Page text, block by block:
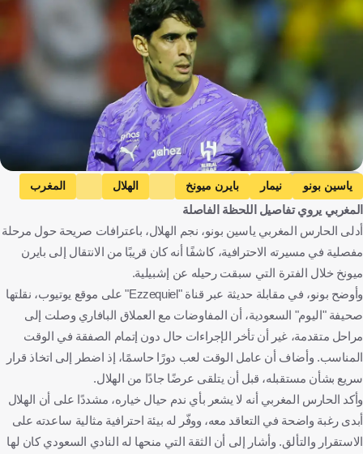
Getty Images
ياسين بونو نيمار بايرن ميونخ الهلال
المغرب
البرازيل
ألمانيا المملكة العربية السعودية
المغربي يروي تفاصيل اللحظة الفاصلة
أدلى الحارس المغربي ياسين بونو، نجم الهلال، باعترافات صريحة حول مرحلة
مفصلية في مسيرته الاحترافية، كاشفًا أنه كان قريبًا من الانتقال إلى بايرن
ميونخ خلال الفترة التي سبقت رحيله عن إشبيلية.
وأوضح بونو، في مقابلة حديثة عبر قناة "Ezzequiel" على موقع يوتيوب، نقلتها
صحيفة "اليوم" السعودية، أن المفاوضات مع العملاق البافاري وصلت إلى
مراحل متقدمة، غير أن تأخر الإجراءات حال دون إتمام الصفقة في الوقت
المناسب. وأضاف أن عامل الوقت لعب دورًا حاسمًا، إذ اضطر إلى اتخاذ قرار
سريع بشأن مستقبله، قبل أن يتلقى عرضًا جادًا من الهلال.
وأكد الحارس المغربي أنه لا يشعر بأي ندم حيال خياره، مشددًا على أن الهلال
أبدى رغبة واضحة في التعاقد معه، ووفّر له بيئة احترافية مثالية ساعدته على
الاستقرار والتألق. وأشار إلى أن الثقة التي منحها له النادي السعودي كان لها